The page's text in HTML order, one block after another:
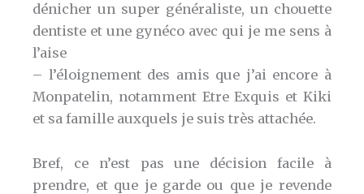
dénicher un super généraliste, un chouette
dentiste et une gynéco avec qui je me sens à
l’aise
– l’éloignement des amis que j’ai encore à
Monpatelin, notamment Etre Exquis et Kiki
et sa famille auxquels je suis très attachée.
Bref, ce n’est pas une décision facile à
prendre, et que je garde ou que je revende